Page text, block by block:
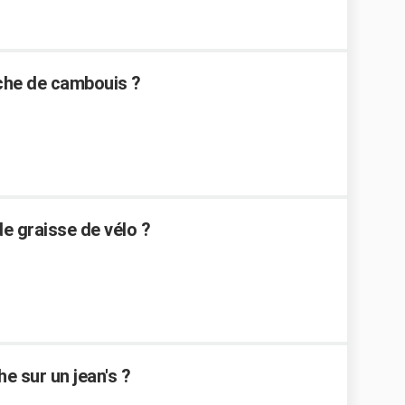
de cambouis ?
graisse de vélo ?
sur un jean's ?